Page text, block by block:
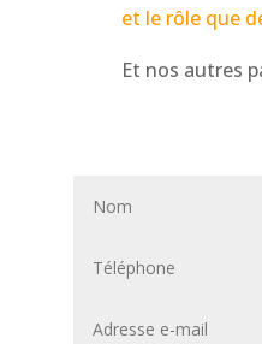
et le rôle que
Et nos autres